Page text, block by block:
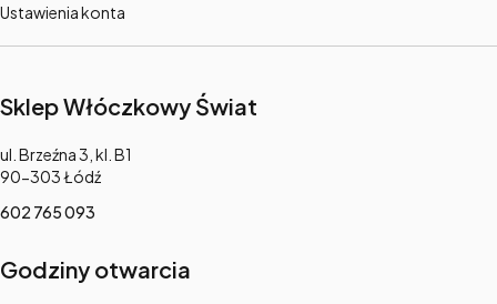
Ustawienia konta
Sklep Włóczkowy Świat
Adres:
ul. Brzeźna 3, kl. B1
90-303 Łódź
602 765 093
Godziny otwarcia